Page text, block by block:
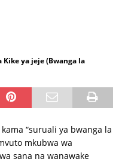
ya jeje (Bwanga la
“suruali ya bwanga la
mkubwa wa
sana na wanawake